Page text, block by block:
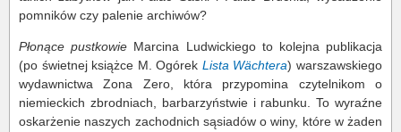
pomników czy palenie archiwów?
Płonące pustkowie Marcina Ludwickiego to kolejna publikacja
(po świetnej książce M. Ogórek Lista Wächtera) warszawskiego
wydawnictwa Zona Zero, która przypomina czytelnikom o
niemieckich zbrodniach, barbarzyństwie i rabunku. To wyraźne
oskarżenie naszych zachodnich sąsiadów o winy, które w żaden